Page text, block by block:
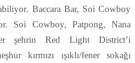
Baccara Bar, Soi Cowboy
Soi Cowboy, Patpong, Nana
şehrin Red Light District’i
kırmızı ışıklı/fener sokağı